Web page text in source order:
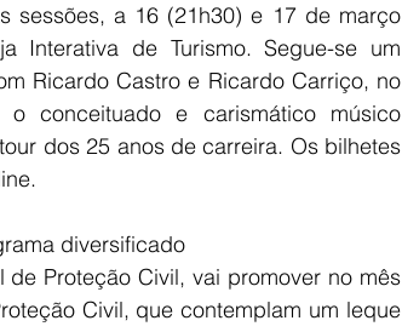
sessões, a 16 (21h30) e 17 de março
Interativa de Turismo. Segue-se um
Ricardo Castro e Ricardo Carriço, no
conceituado e carismático músico
dos 25 anos de carreira. Os bilhetes
diversificado
Proteção Civil, vai promover no mês
Civil, que contemplam um leque